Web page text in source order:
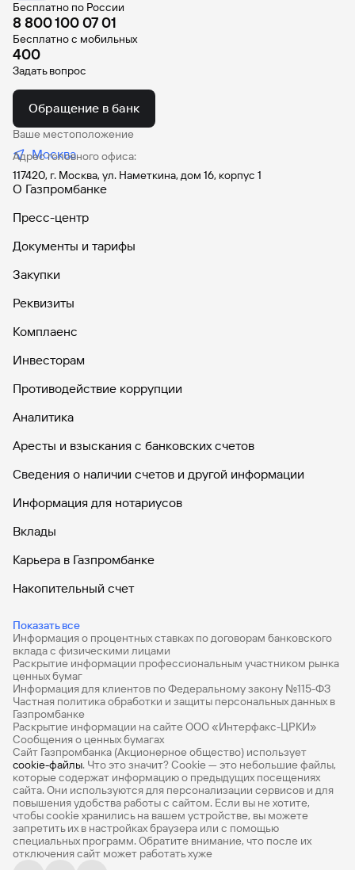
Бесплатно по России
8 800 100 07 01
Бесплатно с мобильных
400
Задать вопрос
Обращение в банк
Ваше местоположение
Москва
Адрес головного офиса:
117420, г. Москва, ул. Наметкина, дом 16, корпус 1
О Газпромбанке
Пресс-центр
Документы и тарифы
Закупки
Реквизиты
Комплаенс
Инвесторам
Противодействие коррупции
Аналитика
Аресты и взыскания с банковских счетов
Сведения о наличии счетов и другой информации
Информация для нотариусов
Вклады
Карьера в Газпромбанке
Накопительный счет
Показать все
Дебетовые карты с бесплатным обслуживанием
Все накопительные счета
Банковские вклады на 3 месяца
Вклады с высоким процентом
Калькулятор вкладов
Виртуальные карты
Премиум
Private
Информация о процентных ставках по договорам банковского
вклада с физическими лицами
Раскрытие информации профессиональным участником рынка
ценных бумаг
Информация для клиентов по Федеральному закону №115-ФЗ
Частная политика обработки и защиты персональных данных в
Газпромбанке
Раскрытие информации на сайте ООО «Интерфакс-ЦРКИ»
Сообщения о ценных бумагах
Сайт Газпромбанка (Акционерное общество) использует
cookie-файлы. Что это значит? Сookie — это небольшие файлы,
которые содержат информацию о предыдущих посещениях
сайта. Они используются для персонализации сервисов и для
повышения удобства работы с сайтом. Если вы не хотите,
чтобы сookie хранились на вашем устройстве, вы можете
запретить их в настройках браузера или с помощью
специальных программ. Обратите внимание, что после их
отключения сайт может работать хуже